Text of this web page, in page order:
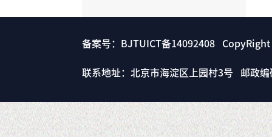
备案号：BJTUICT备14092408
联系地址：北京市海淀区上园村3号 邮政